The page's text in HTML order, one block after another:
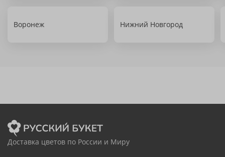
Воронеж Нижний Новгород
Доставка цветов по России и Миру